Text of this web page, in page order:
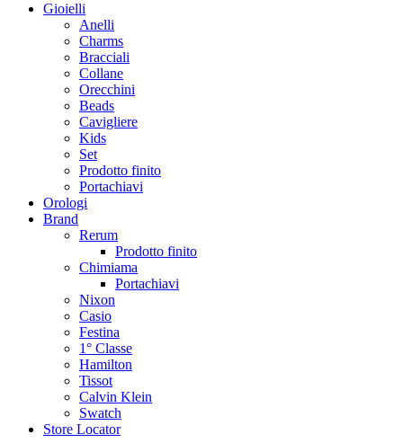
Gioielli
Anelli
Charms
Bracciali
Collane
Orecchini
Beads
Cavigliere
Kids
Set
Prodotto finito
Portachiavi
Orologi
Brand
Rerum
Prodotto finito
Chimiama
Portachiavi
Nixon
Casio
Festina
1° Classe
Hamilton
Tissot
Calvin Klein
Swatch
Store Locator